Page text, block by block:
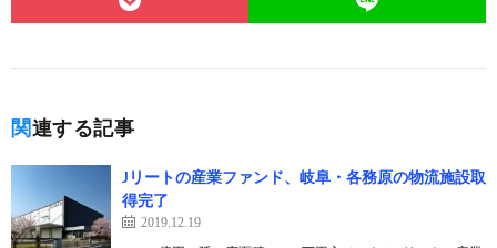
関連する記事
Jリートの産業ファンド、岐阜・各務原の物流施設取
得完了
2019.12.19